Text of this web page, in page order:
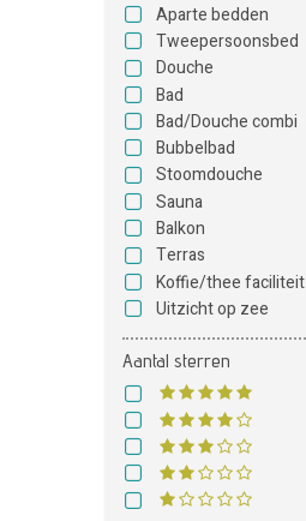
Aparte bedden
Tweepersoonsbed
Douche
Bad
Bad/Douche combi
Bubbelbad
Stoomdouche
Sauna
Balkon
Terras
Koffie/thee faciliteit
Uitzicht op zee
Aantal sterren